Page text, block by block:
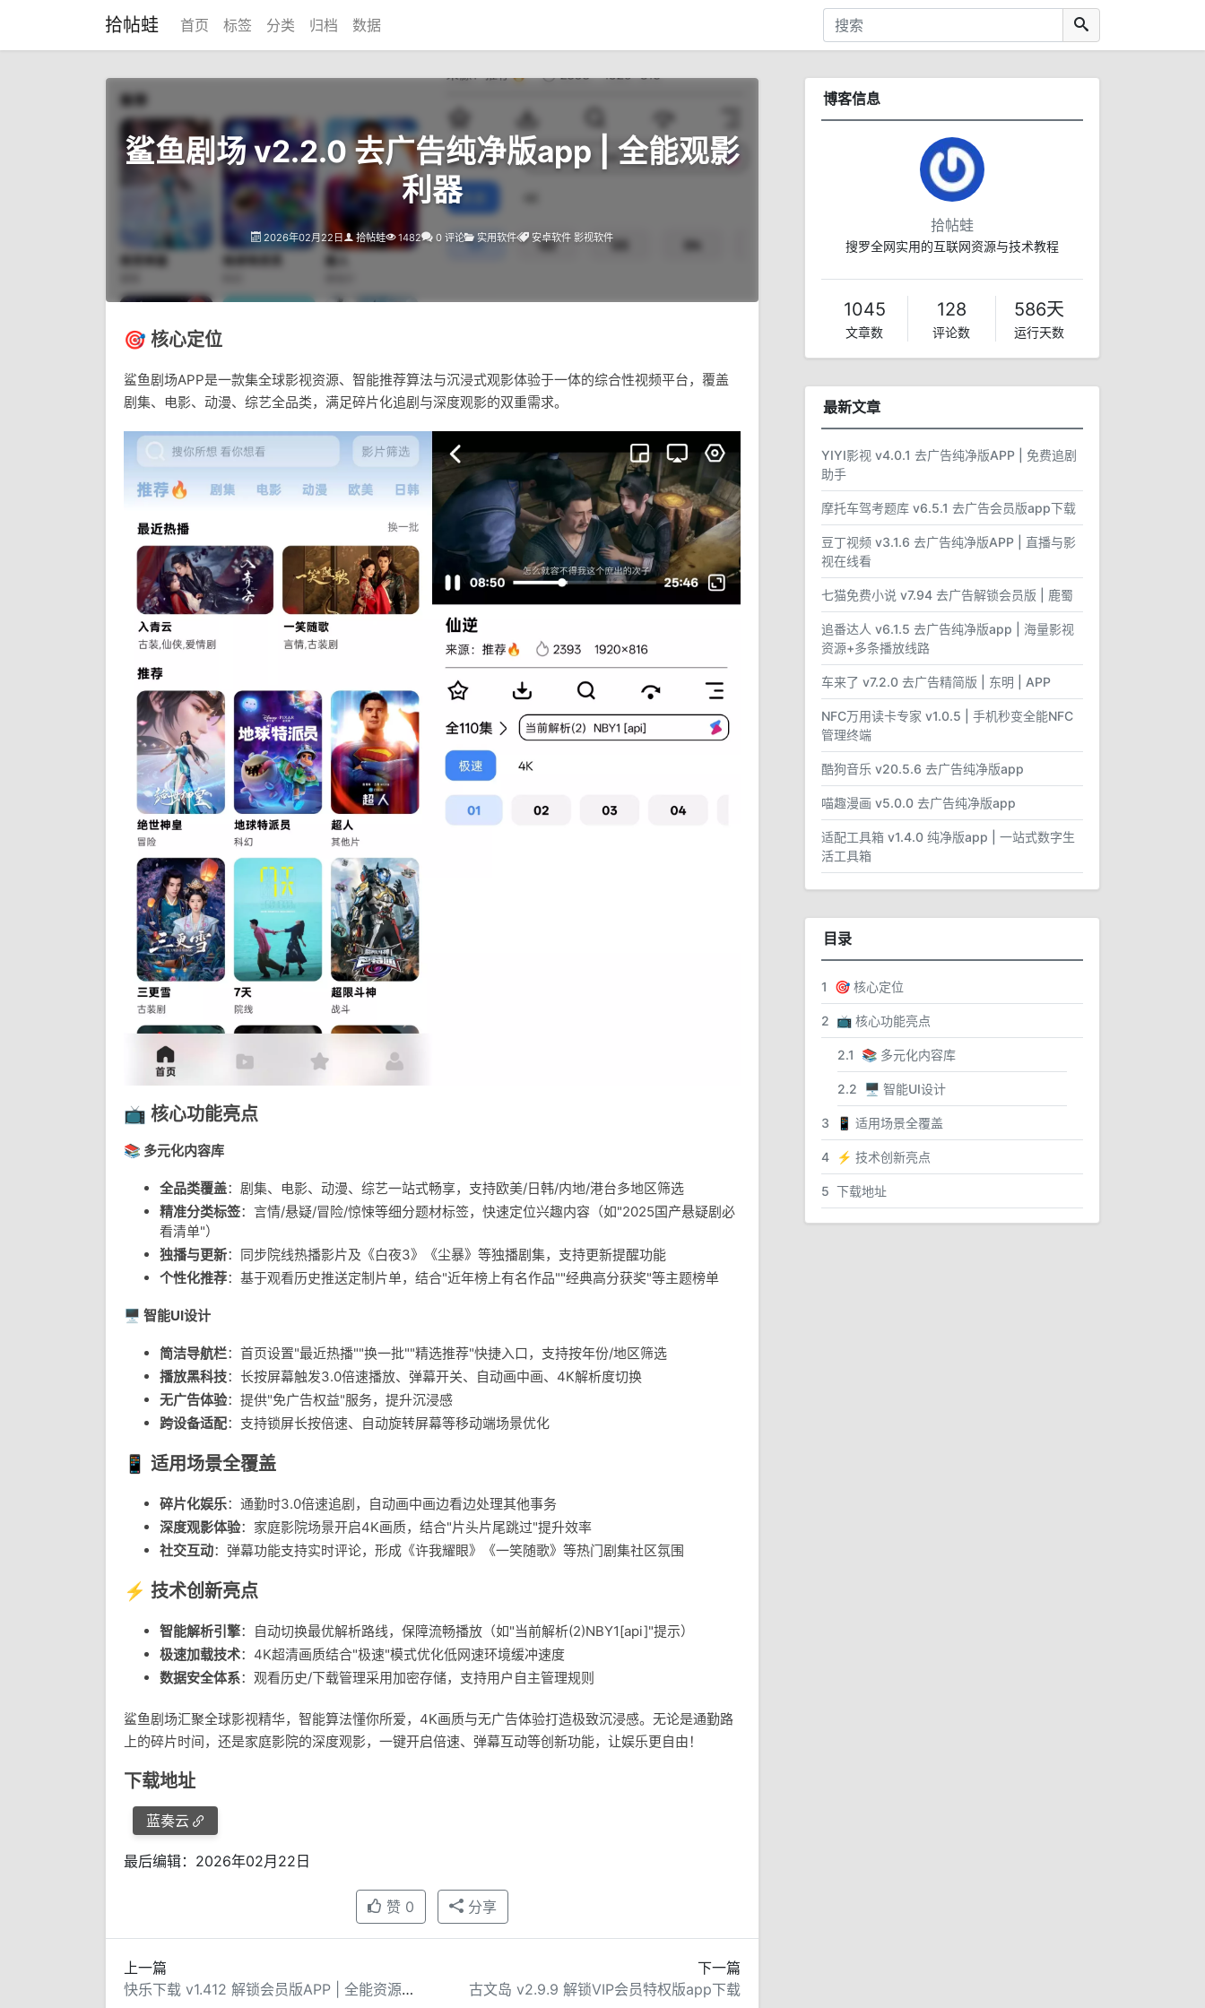
拾帖蛙 首页 标签 分类 归档 数据
鲨鱼剧场 v2.2.0 去广告纯净版app | 全能观影
利器
2026年02月22日 拾帖蛙 1482 0 评论 实用软件 安卓软件 影视软件
🎯 核心定位
鲨鱼剧场APP是一款集全球影视资源、智能推荐算法与沉浸式观影体验于一体的综合性视频平台，覆盖
剧集、电影、动漫、综艺全品类，满足碎片化追剧与深度观影的双重需求。
📺 核心功能亮点
📚 多元化内容库
全品类覆盖：剧集、电影、动漫、综艺一站式畅享，支持欧美/日韩/内地/港台多地区筛选
精准分类标签：言情/悬疑/冒险/惊悚等细分题材标签，快速定位兴趣内容（如"2025国产悬疑剧必
看清单"）
独播与更新：同步院线热播影片及《白夜3》《尘暴》等独播剧集，支持更新提醒功能
个性化推荐：基于观看历史推送定制片单，结合"近年榜上有名作品""经典高分获奖"等主题榜单
🖥 智能UI设计
简洁导航栏：首页设置"最近热播""换一批""精选推荐"快捷入口，支持按年份/地区筛选
播放黑科技：长按屏幕触发3.0倍速播放、弹幕开关、自动画中画、4K解析度切换
无广告体验：提供"免广告权益"服务，提升沉浸感
跨设备适配：支持锁屏长按倍速、自动旋转屏幕等移动端场景优化
📱 适用场景全覆盖
碎片化娱乐：通勤时3.0倍速追剧，自动画中画边看边处理其他事务
深度观影体验：家庭影院场景开启4K画质，结合"片头片尾跳过"提升效率
社交互动：弹幕功能支持实时评论，形成《许我耀眼》《一笑随歌》等热门剧集社区氛围
⚡ 技术创新亮点
智能解析引擎：自动切换最优解析路线，保障流畅播放（如"当前解析(2)NBY1[api]"提示）
极速加载技术：4K超清画质结合"极速"模式优化低网速环境缓冲速度
数据安全体系：观看历史/下载管理采用加密存储，支持用户自主管理规则
鲨鱼剧场汇聚全球影视精华，智能算法懂你所爱，4K画质与无广告体验打造极致沉浸感。无论是通勤路
上的碎片时间，还是家庭影院的深度观影，一键开启倍速、弹幕互动等创新功能，让娱乐更自由！
下载地址
蓝奏云
最后编辑：2026年02月22日
赞 0 分享
上一篇
快乐下载 v1.412 解锁会员版APP | 全能资源下载神器
下一篇
古文岛 v2.9.9 解锁VIP会员特权版app下载
博客信息
拾帖蛙
搜罗全网实用的互联网资源与技术教程
1045
文章数
128
评论数
586天
运行天数
最新文章
YIYI影视 v4.0.1 去广告纯净版APP | 免费追剧
助手
摩托车驾考题库 v6.5.1 去广告会员版app下载
豆丁视频 v3.1.6 去广告纯净版APP | 直播与影
视在线看
七猫免费小说 v7.94 去广告解锁会员版 | 鹿蜀
追番达人 v6.1.5 去广告纯净版app | 海量影视
资源+多条播放线路
车来了 v7.2.0 去广告精简版 | 东明 | APP
NFC万用读卡专家 v1.0.5 | 手机秒变全能NFC
管理终端
酷狗音乐 v20.5.6 去广告纯净版app
喵趣漫画 v5.0.0 去广告纯净版app
适配工具箱 v1.4.0 纯净版app | 一站式数字生
活工具箱
目录
1 🎯 核心定位
2 📺 核心功能亮点
2.1 📚 多元化内容库
2.2 🖥 智能UI设计
3 📱 适用场景全覆盖
4 ⚡ 技术创新亮点
5 下载地址